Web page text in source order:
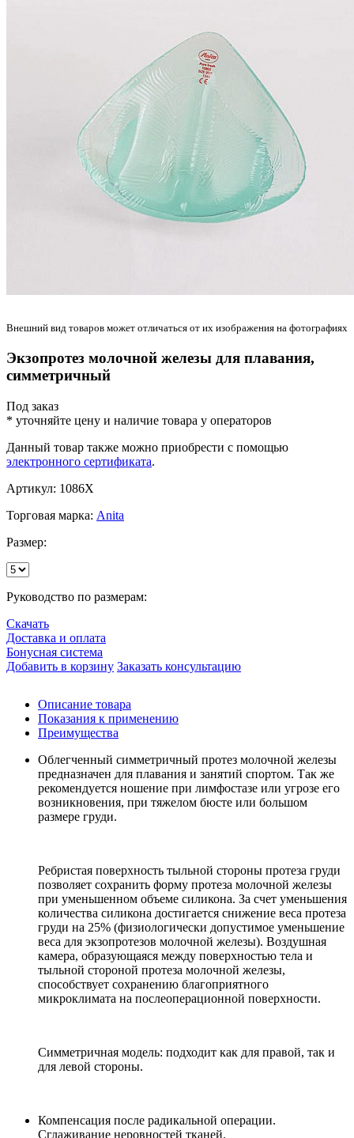
Внешний вид товаров может отличаться от их изображения на фотографиях
Экзопротез молочной железы для плавания,
симметричный
Под заказ
* уточняйте цену и наличие товара у операторов
Данный товар также можно приобрести с помощью
электронного сертификата.
Артикул: 1086X
Торговая марка: Anita
Размер:
Руководство по размерам:
Скачать
Доставка и оплата
Бонусная система
Добавить в корзину Заказать консультацию
Описание товара
Показания к применению
Преимущества
Облегченный симметричный протез молочной железы
предназначен для плавания и занятий спортом. Так же
рекомендуется ношение при лимфостазе или угрозе его
возникновения, при тяжелом бюсте или большом
размере груди.
Ребристая поверхность тыльной стороны протеза груди
позволяет сохранить форму протеза молочной железы
при уменьшенном объеме силикона. За счет уменьшения
количества силикона достигается снижение веса протеза
груди на 25% (физиологически допустимое уменьшение
веса для экзопротезов молочной железы). Воздушная
камера, образующаяся между поверхностью тела и
тыльной стороной протеза молочной железы,
способствует сохранению благоприятного
микроклимата на послеоперационной поверхности.
Симметричная модель: подходит как для правой, так и
для левой стороны.
Компенсация после радикальной операции.
Сглаживание неровностей тканей.